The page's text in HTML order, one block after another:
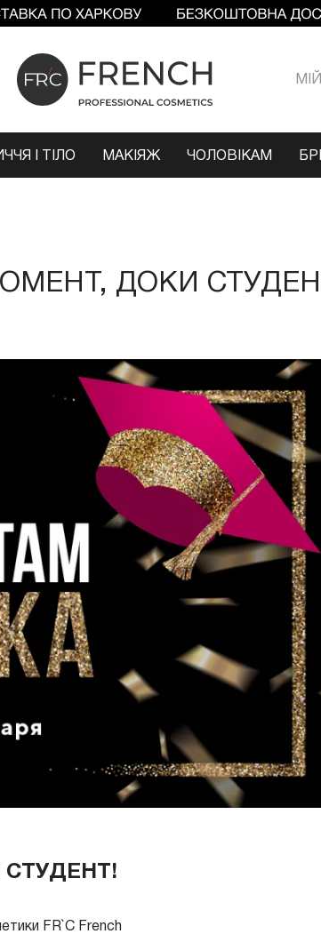
І ТІЛО МАКІЯЖ ЧОЛОВІКАМ
ДОКИ
FR`C French